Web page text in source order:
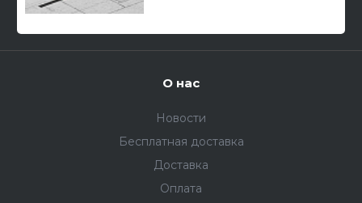
О нас
Новости
Бесплатная доставка
Доставка
Оплата